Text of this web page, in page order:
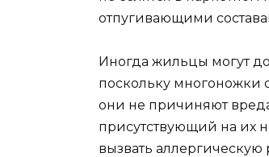
отпугивающими
Иногда жильцы могут
поскольку многоножки
они не причиняют
присутствующий на их
вызвать